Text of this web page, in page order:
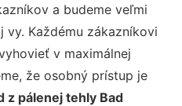
a budeme veľmi
vy. Každému zákazníkovi
v maximálnej
že osobný prístup je
z pálenej tehly Bad